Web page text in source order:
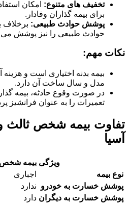
تخفیف های متنوع: امکان
برای بیمه گذاران وفادار.
پوشش حوادث طبیعی: برخلاف
حوادث طبیعی را نیز پوشش می
نکات مهم:
بیمه بدنه اختیاری است و
مدل و سال ساخت آن دارد.
در صورت وقوع حادثه، بیمه گذار
تعمیرات را به عنوان فرانشیز
تفاوت بیمه شخص ثالث و
آسیا
ویژگی بیمه شخص
نوع بیمه
اجباری
پوشش خسارت به خودرو ندارد
پوشش خسارت به دیگران دارد